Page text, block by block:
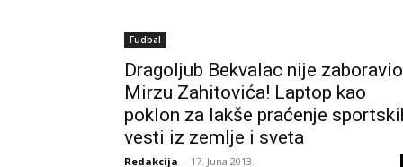
Fudbal
Dragoljub Bekvalac nije zaboravio
Mirzu Zahitovića! Laptop kao
poklon za lakše praćenje
vesti iz zemlje i sveta
Redakcija - 17. Juna 2013.